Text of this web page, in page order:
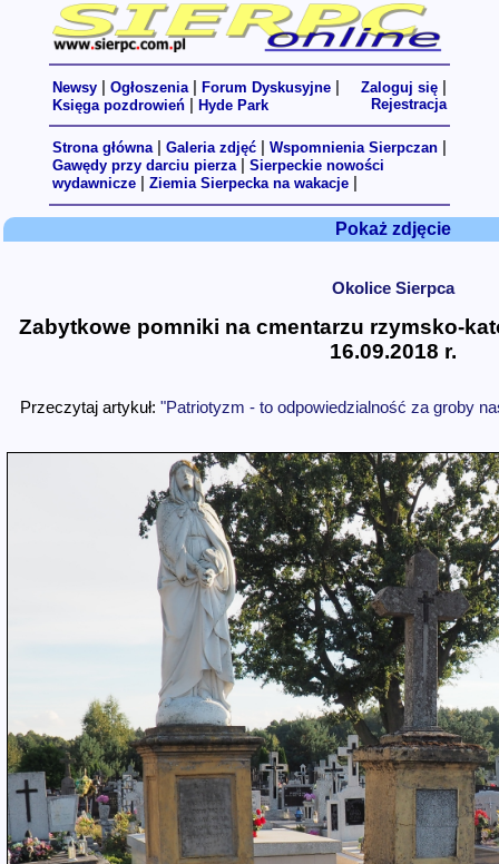
Newsy Ogłoszenia Forum Dyskusyjne
Księga pozdrowień Hyde Park
Zaloguj się
Rejestracja
Strona główna| Galeria zdjęć Wspomnienia Sierpczan
Gawędy przy darciu pierza| Sierpeckie nowości
wydawnicze
Ziemia Sierpecka na wakacje
Pokaż zdjęcie
Okolice Sierpca
Zabytkowe pomniki na cmentarzu rzymsko-
16.09.2018 r.
Przeczytaj artykuł: "Patriotyzm - to odpowiedzialność za groby